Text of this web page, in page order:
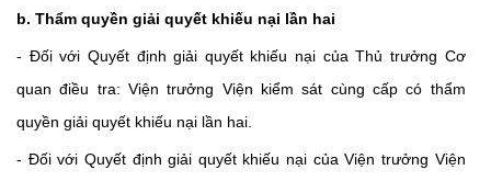
b. Thẩm quyền giải quyết khiếu nại lần hai
- Đối với Quyết định giải quyết khiếu nại của Thủ trưởng Cơ
quan điều tra: Viện trưởng Viện kiểm sát cùng cấp có thẩm
quyền giải quyết khiếu nại lần hai.
- Đối với Quyết định giải quyết khiếu nại của Viện trưởng Viện